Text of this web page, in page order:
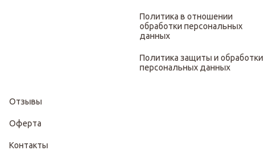
Политика в отношении
обработки персональных
данных
Политика защиты и обработки
персональных данных
Отзывы
Оферта
Контакты